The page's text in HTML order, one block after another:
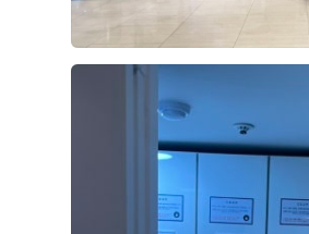
가까운 홀투어를 진행했음에도 불
만아니라 예랑이의 마음까지 사로
계약을 진행할만큼 모든 부분에서
식까지 이제 9개월정도 남았는데
김영기, 한아람
93명 읽음